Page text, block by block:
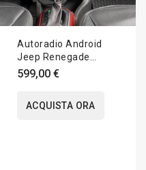
Autoradio Android
Jeep Renegade
2014-2022 Apple
CarPlay 13.3 pollici
599,00 €
ACQUISTA ORA